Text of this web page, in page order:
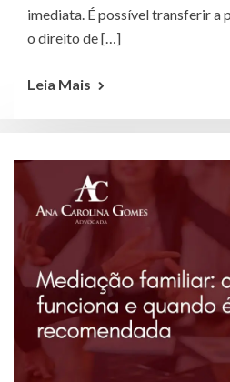
imediata. É possível transferir a
o direito de […]
Leia Mais